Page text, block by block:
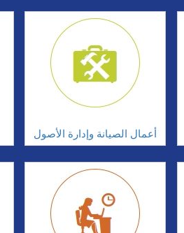
أعمال الصيانة وإدارة الأصول